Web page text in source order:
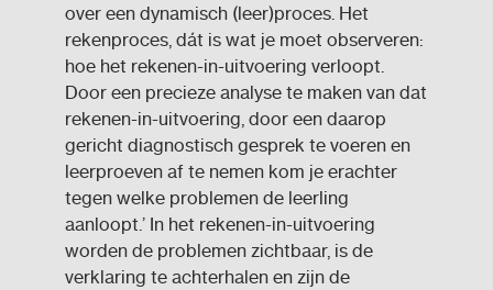
over een dynamisch (leer)proces. Het
rekenproces, dát is wat je moet observeren:
hoe het rekenen-in-uitvoering verloopt.
Door een precieze analyse te maken van dat
rekenen-in-uitvoering, door een daarop
gericht diagnostisch gesprek te voeren en
leerproeven af te nemen kom je erachter
tegen welke problemen de leerling
aanloopt.’ In het rekenen-in-uitvoering
worden de problemen zichtbaar, is de
verklaring te achterhalen en zijn de